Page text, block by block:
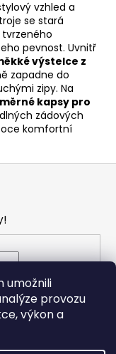
umožnili
provozu
výkon a
vzhled a
se stará
tvrzeného
pevnost. Uvnitř
výstelce z
zapadne do
zipy. Na
kapsy pro
zádových
komfortní